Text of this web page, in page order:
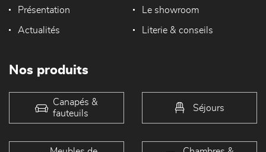
Présentation Le showroom
Actualités Literie & conseils
Nos produits
Canapés &
fauteuils
Séjours